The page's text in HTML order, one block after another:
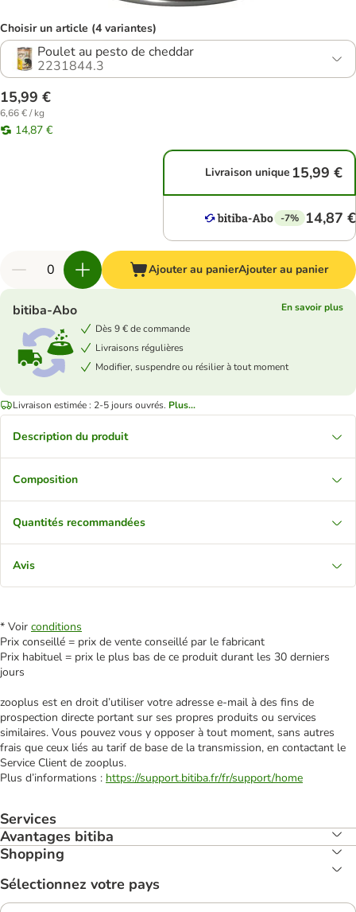
Choisir un article (4 variantes)
Poulet au pesto de cheddar
2231844.3
15,99 €
6,66 € / kg
14,87 €
Livraison unique 15,99 €
-7% 14,87 €
Ajouter au panierAjouter au panier
bitiba-Abo
En savoir plus
Dès 9 € de commande
Livraisons régulières
Modifier, suspendre ou résilier à tout moment
Livraison estimée : 2-5 jours ouvrés. Plus...
Description du produit
Composition
Quantités recommandées
Avis
* Voir conditions
Prix conseillé = prix de vente conseillé par le fabricant
Prix habituel = prix le plus bas de ce produit durant les 30 derniers
jours
zooplus est en droit d’utiliser votre adresse e‑mail à des fins de
prospection directe portant sur ses propres produits ou services
similaires. Vous pouvez vous y opposer à tout moment, sans autres
frais que ceux liés au tarif de base de la transmission, en contactant le
Service Client de zooplus.
Plus d’informations : https://support.bitiba.fr/fr/support/home
Services
Avantages bitiba
Shopping
Sélectionnez votre pays